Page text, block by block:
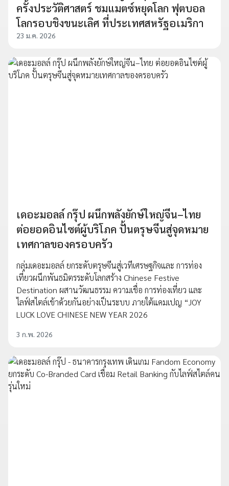
ครั้งประวัติศาสตร์ ชมแมตซ์หยุดโลก ฟุตบอล
โลกรอบชิงขนะเลิศ ที่ประเทศสหรัฐอเมริกา
23 ม.ค. 2026
เดอะมอลล์ กรุ๊ป ผนึกพลังยักษ์ใหญ่จีน–ไทย
ต่อยอดอินไซต์ผู้บริโภค ปั้นตรุษจีนสู่จุดหมาย
เทศกาลของครอบครัว
กลุ่มเดอะมอลล์ ยกระดับตรุษจีนสู่เวทีเศรษฐกิจและ การท่อง
เที่ยวผนึกพันธมิตรระดับโลกสร้าง Chinese Festive
Destination ผสานวัฒนธรรม ความเชื่อ การท่องเที่ยว และ
ไลฟ์สไตล์เข้าด้วยกันอย่างเป็นระบบ ภายใต้แคมเปญ “JOY
LUCK LOVE CHINESE NEW YEAR 2026
3 ก.พ. 2026